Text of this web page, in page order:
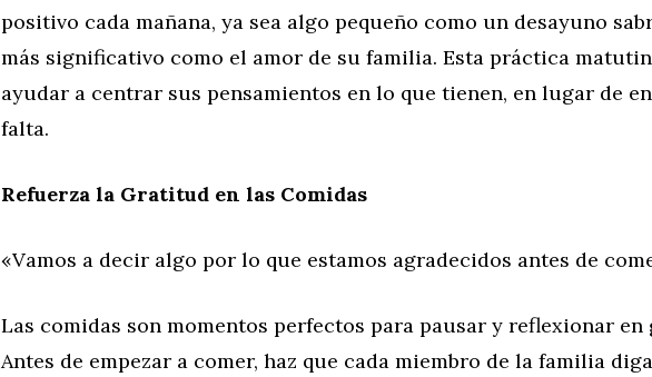
positivo cada mañana, ya sea algo pequeño como un desayuno
más significativo como el amor de su familia. Esta práctica
ayudar a centrar sus pensamientos en lo que tienen, en lugar de
falta.
Refuerza la Gratitud en las Comidas
«Vamos a decir algo por lo que estamos agradecidos antes de
Las comidas son momentos perfectos para pausar y reflexionar en
Antes de empezar a comer, haz que cada miembro de la familia